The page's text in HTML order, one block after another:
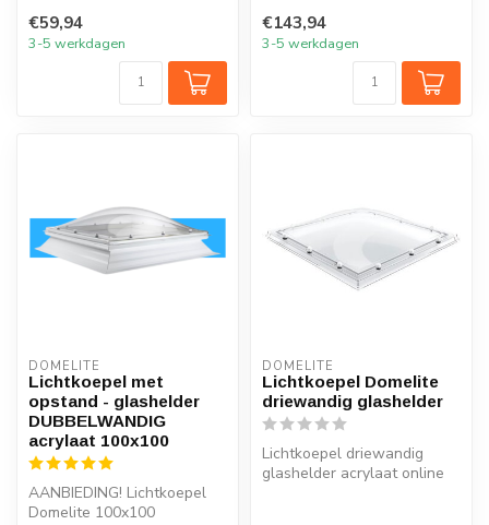
€59,94
3-5 werkdagen
in 20 maten. ...
€143,94
3-5 werkdagen
DOMELITE
Lichtkoepel met
opstand - glashelder
DUBBELWANDIG
acrylaat 100x100
AANBIEDING! Lichtkoepel
Domelite 100x100
DOMELITE
Lichtkoepel Domelite
driewandig glashelder
Lichtkoepel driewandig
glashelder acrylaat online